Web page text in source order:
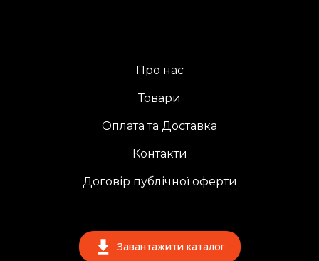
Про нас
Товари
Оплата та Доставка
Контакти
Договір публічної оферти
Завантажити каталог